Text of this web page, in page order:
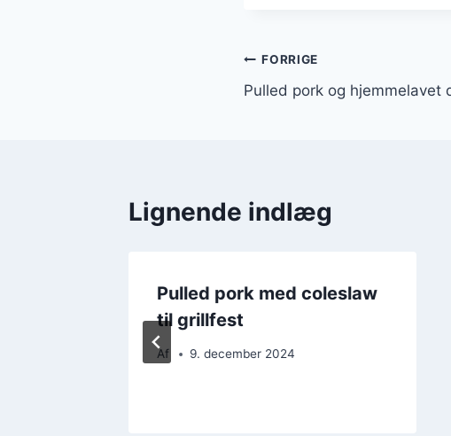
FORRIGE
Pulled pork og hjemmelavet
Lignende indlæg
Pulled pork med coleslaw
til grillfest
Af 9. december 2024